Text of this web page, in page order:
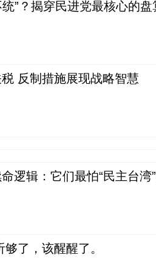
”？揭穿民进党最核心的盘
反制措施展现战略智慧
逻辑：它们最怕“民主台湾
了，该醒醒了。